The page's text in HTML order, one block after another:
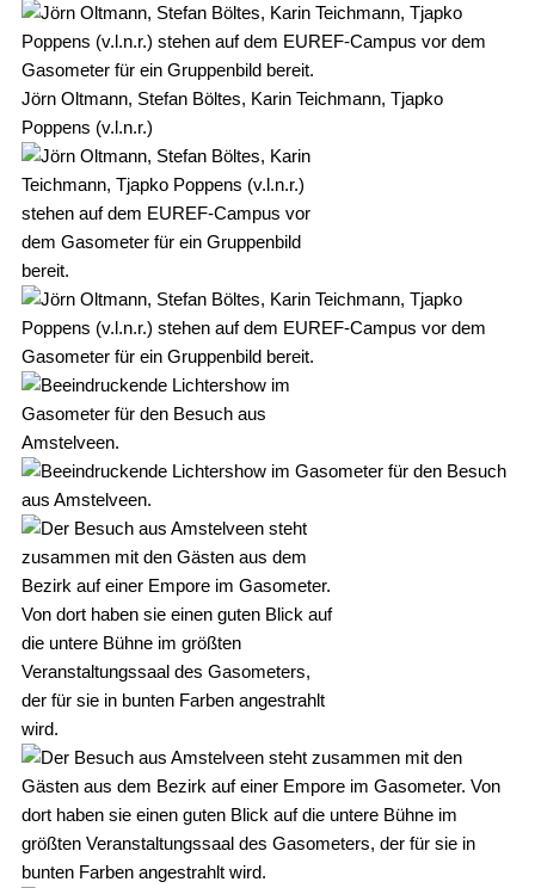
Jörn Oltmann, Stefan Böltes, Karin Teichmann, Tjapko
Poppens (v.l.n.r.)